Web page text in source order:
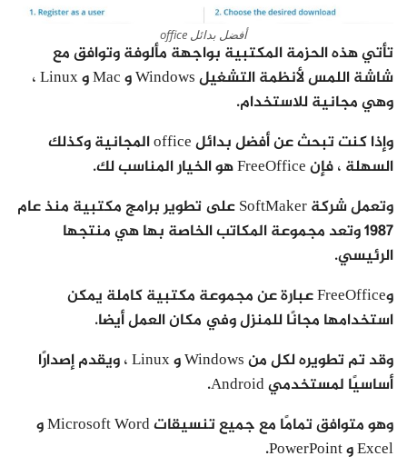
أفضل بدائل office
تأتي هذه الحزمة المكتبية بواجهة مألوفة وتوافق مع
شاشة اللمس لأنظمة التشغيل Windows و Mac و Linux ،
وهي مجانية للاستخدام.
وإذا كنت تبحث عن أفضل بدائل office المجانية وكذلك
السهلة ، فإن FreeOffice هو الخيار المناسب لك.
وتعمل شركة SoftMaker على تطوير برامج مكتبية منذ عام
1987 وتعد مجموعة المكاتب الخاصة بها هي منتجها
الرئيسي.
وFreeOffice عبارة عن مجموعة مكتبية كاملة يمكن
استخدامها مجانًا للمنزل وفي مكان العمل أيضا.
وقد تم تطويره لكل من Windows و Linux ، ويقدم إصدارًا
أساسيًا لمستخدمي Android.
وهو متوافق تمامًا مع جميع تنسيقات Microsoft Word و
Excel و PowerPoint.